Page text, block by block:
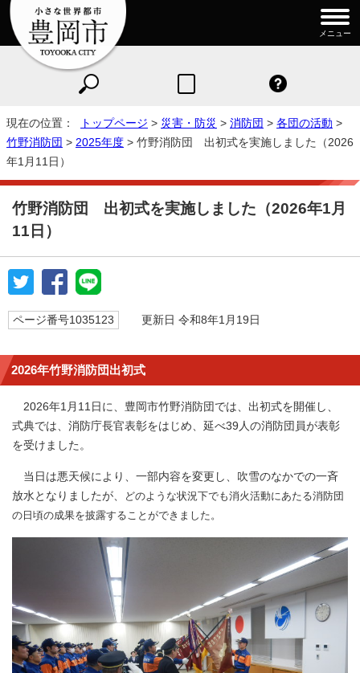
メニュー
現在の位置： トップページ > 災害・防災 > 消防団 > 各団の活動 >
竹野消防団 > 2025年度 > 竹野消防団 出初式を実施しました（2026
年1月11日）
竹野消防団 出初式を実施しました（2026年1月
11日）
ページ番号1035123 更新日 令和8年1月19日
2026年竹野消防団出初式
2026年1月11日に、豊岡市竹野消防団では、出初式を開催し、
式典では、消防庁長官表彰をはじめ、延べ39人の消防団員が表彰
を受けました。
当日は悪天候により、一部内容を変更し、吹雪のなかでの一斉
放水となりましたが、
どのような状況下でも消火活動にあたる消防団
の日頃の成果を披露することができました。